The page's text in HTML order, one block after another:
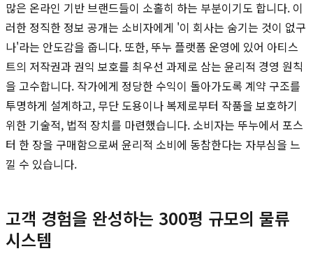
많은 온라인 기반 브랜드들이 소홀히 하는 부분이기도 합니다. 이
러한 정직한 정보 공개는 소비자에게 '이 회사는 숨기는 것이 없구
나'라는 안도감을 줍니다. 또한, 뚜누 플랫폼 운영에 있어 아티스
트의 저작권과 권익 보호를 최우선 과제로 삼는 윤리적 경영 원칙
을 고수합니다. 작가에게 정당한 수익이 돌아가도록 계약 구조를
투명하게 설계하고, 무단 도용이나 복제로부터 작품을 보호하기
위한 기술적, 법적 장치를 마련했습니다. 소비자는 뚜누에서 포스
터 한 장을 구매함으로써 윤리적 소비에 동참한다는 자부심을 느
낄 수 있습니다.
고객 경험을 완성하는 300평 규모의 물류
시스템